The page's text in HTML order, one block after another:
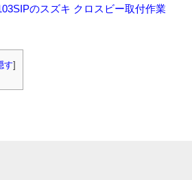
のスズキ クロスビー取付作業
す]